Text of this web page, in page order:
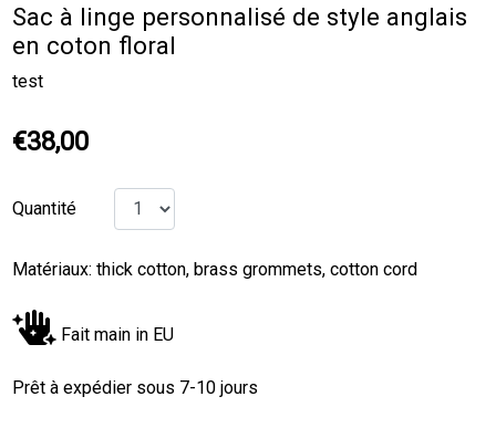
Sac à linge personnalisé de style anglais
en coton floral
test
€38,00
Quantité
Matériaux: thick cotton, brass grommets, cotton cord
Fait main in EU
Prêt à expédier sous 7-10 jours